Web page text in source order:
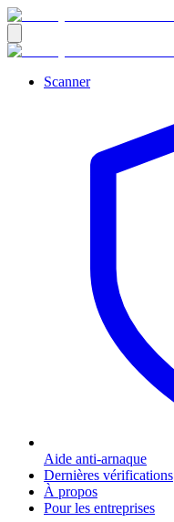
Scanner
Aide anti-arnaque
Dernières vérifications
À propos
Pour les entreprises